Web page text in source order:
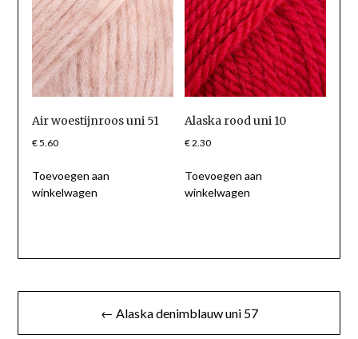
Air woestijnroos uni 51
€5.60
Toevoegen aan
winkelwagen
Alaska rood uni 10
€2.30
Toevoegen aan
winkelwagen
Berichtnavigatie
← Alaska denimblauw uni 57